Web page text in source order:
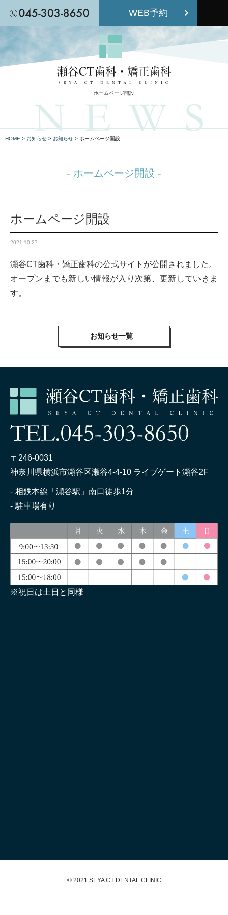
ホームページ開設
WEB予約
HOME > お知らせ > お知らせ > ホームページ開設
- ホームページ開設 -
ホームページ開設
2021.10.27
瀬谷CT歯科・矯正歯科の公式サイトが公開されました。
オープンまでも新しい情報が入り次第、更新していきま
す。
お知らせ一覧
〒246-0031
神奈川県横浜市瀬谷区瀬谷4-4-10 ライブゲート瀬谷2F
相鉄本線「瀬谷駅」南口徒歩1分
駐車場有り
※祝日は土日と同様